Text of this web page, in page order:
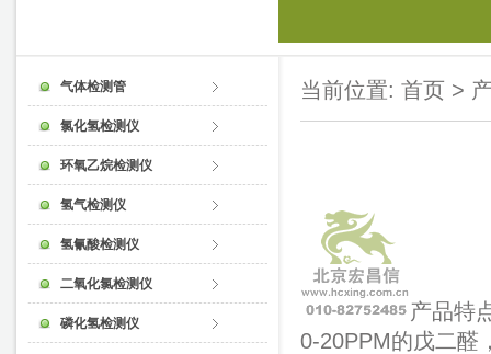
气体检测管
氯化氢检测仪
环氧乙烷检测仪
氢气检测仪
氢氰酸检测仪
二氧化氯检测仪
磷化氢检测仪
当前位置: 首页 >
产品特
0-20PPM的戊二醛